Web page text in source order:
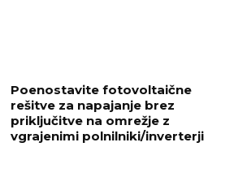
Poenostavite fotovoltaične
rešitve za napajanje brez
priključitve na omrežje z
vgrajenimi polnilniki/inverterji